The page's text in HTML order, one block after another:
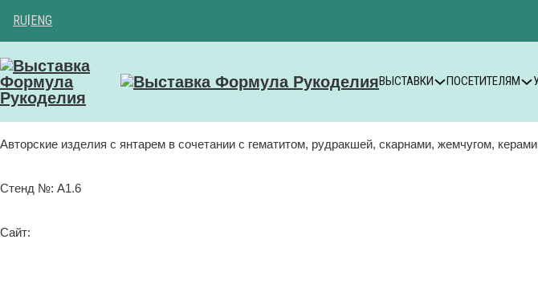
RU ENG
ВЫСТАВКИ ПОСЕТИТЕЛЯМ
Авторские изделия с янтарем в сочетании с гематитом, рудракшей, скарнами, жемчугом,
Стенд №: A1.6
Сайт: